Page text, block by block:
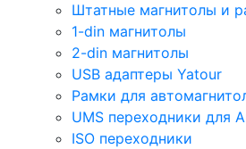
Штатные магнитолы и
1-din магнитолы
2-din магнитолы
USB адаптеры Yatour
Рамки для
UMS переходники для
ISO переходники